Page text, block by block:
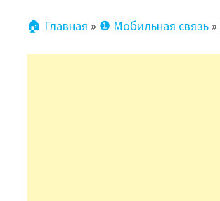
🏠 Главная » ❶ Мобильная связь »